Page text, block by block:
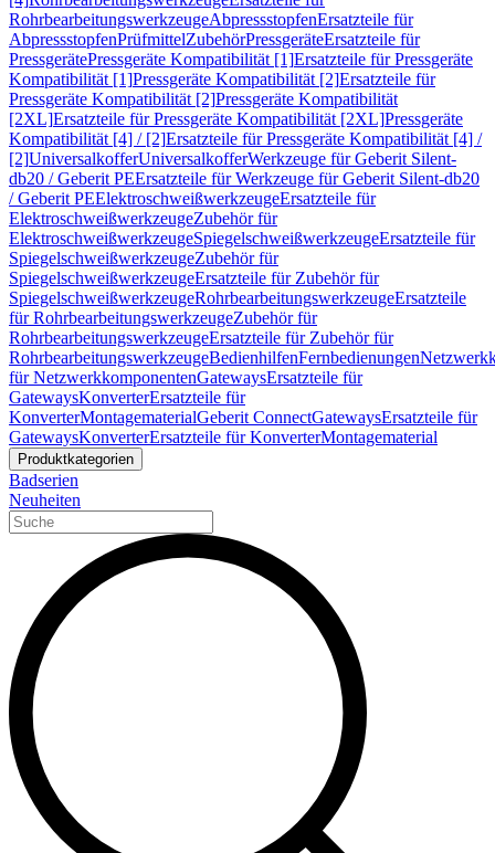
RohrbearbeitungswerkzeugeAbpressstopfenErsatzteile für
AbpressstopfenPrüfmittelZubehörPressgeräteErsatzteile für
PressgerätePressgeräte Kompatibilität [1]Ersatzteile für Pressgeräte
Kompatibilität [1]Pressgeräte Kompatibilität [2]Ersatzteile für
Pressgeräte Kompatibilität [2]Pressgeräte Kompatibilität
[2XL]Ersatzteile für Pressgeräte Kompatibilität [2XL]Pressgeräte
Kompatibilität [4] / [2]Ersatzteile für Pressgeräte Kompatibilität [4] /
[2]UniversalkofferUniversalkofferWerkzeuge für Geberit Silent-
db20 / Geberit PEErsatzteile für Werkzeuge für Geberit Silent-db20
/ Geberit PEElektroschweißwerkzeugeErsatzteile für
ElektroschweißwerkzeugeZubehör für
ElektroschweißwerkzeugeSpiegelschweißwerkzeugeErsatzteile für
SpiegelschweißwerkzeugeZubehör für
SpiegelschweißwerkzeugeErsatzteile für Zubehör für
SpiegelschweißwerkzeugeRohrbearbeitungswerkzeugeErsatzteile
für RohrbearbeitungswerkzeugeZubehör für
RohrbearbeitungswerkzeugeErsatzteile für Zubehör für
RohrbearbeitungswerkzeugeBedienhilfenFernbedienungen
für NetzwerkkomponentenGatewaysErsatzteile für
GatewaysKonverterErsatzteile für
KonverterMontagematerialGeberit ConnectGatewaysErsatzteile für
GatewaysKonverterErsatzteile für KonverterMontagematerial
Produktkategorien
Badserien
Neuheiten